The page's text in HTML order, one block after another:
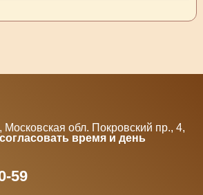
обл. Покровский пр., 4,
время и день
59